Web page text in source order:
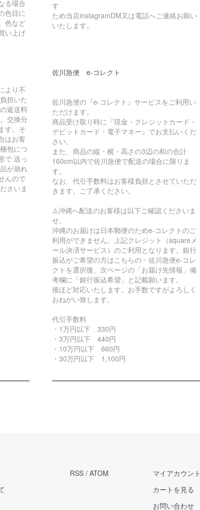
る場合
色目に
色など
い上げ
より不
担いた
返送料
交換分
す。そ
はお客
包につ
で 送っ
が崩れ
んので
さいま
す
ため当店instagramDM又は電話へご連絡お願い
いたします。
佐川急便 e-コレクト
佐川急便の『e-コレクト』サービスをご利用い
ただけます。
商品受け取り時に『現金・クレジットカード・
デビットカード・電子マネー』でお支払いくだ
さい。
また、商品の縦・横・高さの3辺の和の合計
160cm以内で佐川急便で配送の場合に限りま
す。
なお、代引手数料はお客様負担とさせていただ
きます。ご了承ください。
⚠️沖縄へ配送のお客様は以下ご確認くださいま
せ。
沖縄のお届けは日本郵便のためe-コレクトのご
利用ができません。上記クレジット（squareメ
ール決済サービス）のご利用となります。銀行
振込がご希望の方はこちらの・佐川急便e-コレ
クトを選択後、次ページの「お届け先情報」備
考欄に「銀行振込希望」と記載願います。
後ほど対応いたします。お手数ですがよろしく
おねがい致します。
代引手数料
・1万円以下 330円
・3万円以下 440円
・10万円以下 660円
・30万円以下 1,100円
RSS / ATOM
マイアカウント
カートを見る
お問い合わせ